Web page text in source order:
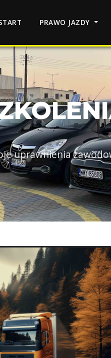
PRAWO JAZDY
uprawnienia